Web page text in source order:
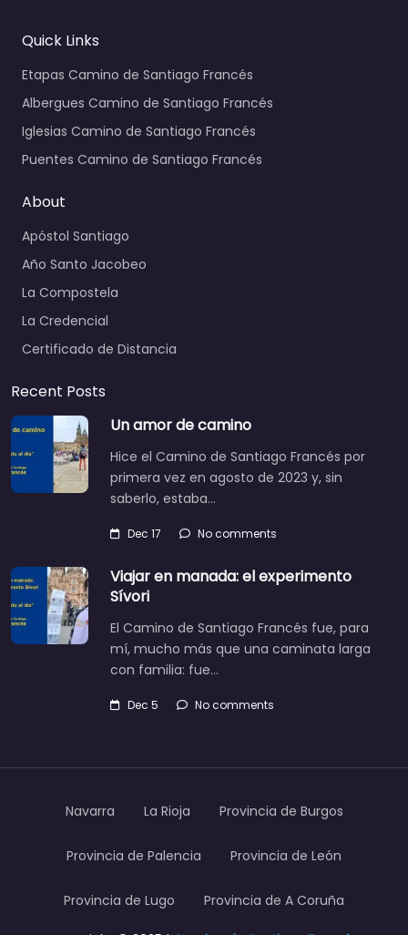
Quick Links
Etapas Camino de Santiago Francés
Albergues Camino de Santiago Francés
Iglesias Camino de Santiago Francés
Puentes Camino de Santiago Francés
About
Apóstol Santiago
Año Santo Jacobeo
La Compostela
La Credencial
Certificado de Distancia
Recent Posts
Un amor de camino
Hice el Camino de Santiago Francés por
primera vez en agosto de 2023 y, sin
saberlo, estaba…
Dec 17 No comments
Viajar en manada: el experimento
Sívori
El Camino de Santiago Francés fue, para
mí, mucho más que una caminata larga
con familia: fue…
Dec 5 No comments
Navarra La Rioja Provincia de Burgos
Provincia de Palencia Provincia de León
Provincia de Lugo Provincia de A Coruña